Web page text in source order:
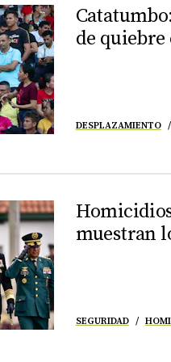
de quiebre
DESPLAZAMIENTO
muestran
SEGURIDAD